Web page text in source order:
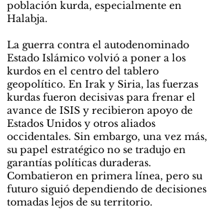
población kurda, especialmente en
Halabja.
La guerra contra el autodenominado
Estado Islámico volvió a poner a los
kurdos en el centro del tablero
geopolítico. En Irak y Siria, las fuerzas
kurdas fueron decisivas para frenar el
avance de ISIS y recibieron apoyo de
Estados Unidos y otros aliados
occidentales. Sin embargo, una vez más,
su papel estratégico no se tradujo en
garantías políticas duraderas.
Combatieron en primera línea, pero su
futuro siguió dependiendo de decisiones
tomadas lejos de su territorio.